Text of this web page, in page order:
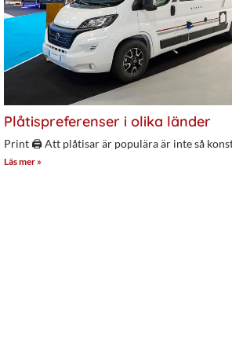
Plåtispreferenser i olika länder
Print 🖨 Att plåtisar är populära är inte så
Läs mer »